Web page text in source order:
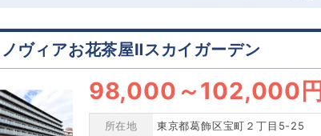
ヴィアお花茶屋Ⅱスカイガーデン
98,000 ～102,000円
所在地
東京都葛飾区宝町２丁目5-25